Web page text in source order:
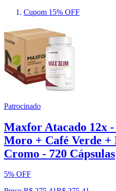
Cupom 15% OFF
Patrocinado
Maxfor Atacado 12x
Moro + Café Verde +
Cromo - 720 Cápsulas
5% OFF